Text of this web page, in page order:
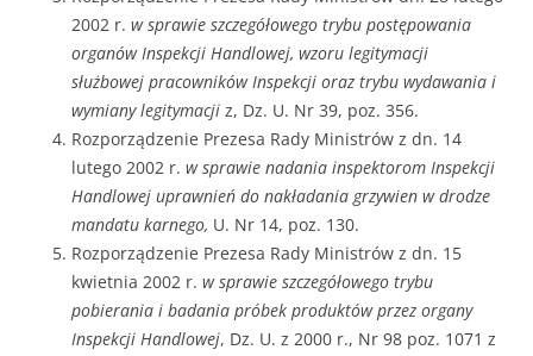
2002 r. w sprawie szczegółowego trybu postępowania
organów Inspekcji Handlowej, wzoru legitymacji
służbowej pracowników Inspekcji oraz trybu wydawania i
wymiany legitymacji z, Dz. U. Nr 39, poz. 356.
Rozporządzenie Prezesa Rady Ministrów z dn. 14
lutego 2002 r. w sprawie nadania inspektorom Inspekcji
Handlowej uprawnień do nakładania grzywien w drodze
mandatu karnego, U. Nr 14, poz. 130.
Rozporządzenie Prezesa Rady Ministrów z dn. 15
kwietnia 2002 r. w sprawie szczegółowego trybu
pobierania i badania próbek produktów przez organy
Inspekcji Handlowej, Dz. U. z 2000 r., Nr 98 poz. 1071 z